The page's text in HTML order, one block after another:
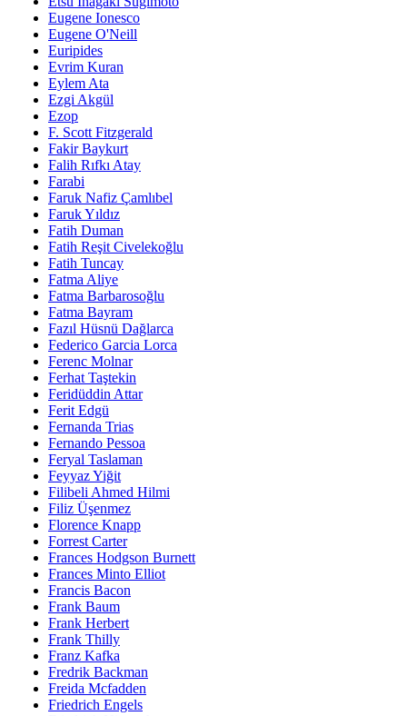
Eugene Ionesco
Eugene O'Neill
Euripides
Evrim Kuran
Eylem Ata
Ezgi Akgül
Ezop
F. Scott Fitzgerald
Fakir Baykurt
Falih Rıfkı Atay
Farabi
Faruk Nafiz Çamlıbel
Faruk Yıldız
Fatih Duman
Fatih Reşit Civelekoğlu
Fatih Tuncay
Fatma Aliye
Fatma Barbarosoğlu
Fatma Bayram
Fazıl Hüsnü Dağlarca
Federico Garcia Lorca
Ferenc Molnar
Ferhat Taştekin
Feridüddin Attar
Ferit Edgü
Fernanda Trias
Fernando Pessoa
Feryal Taslaman
Feyyaz Yiğit
Filibeli Ahmed Hilmi
Filiz Üşenmez
Florence Knapp
Forrest Carter
Frances Hodgson Burnett
Frances Minto Elliot
Francis Bacon
Frank Baum
Frank Herbert
Frank Thilly
Franz Kafka
Fredrik Backman
Freida Mcfadden
Friedrich Engels